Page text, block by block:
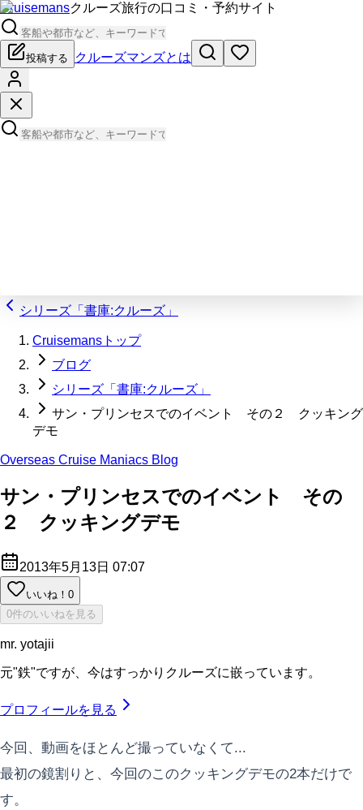
Cruisemansクルーズ旅行の口コミ・予約サイト
投稿する クルーズマンズとは
シリーズ「書庫:クルーズ」
Cruisemansトップ
ブログ
シリーズ「書庫:クルーズ」
サン・プリンセスでのイベント その２ クッキング
デモ
Overseas Cruise Maniacs Blog
サン・プリンセスでのイベント その
２ クッキングデモ
2013年5月13日 07:07
いいね！ 0
0件のいいねを見る
mr. yotajii
元"鉄"ですが、今はすっかりクルーズに嵌っています。
プロフィールを見る
今回、動画をほとんど撮っていなくて...
最初の鏡割りと、今回のこのクッキングデモの2本だけで
す。